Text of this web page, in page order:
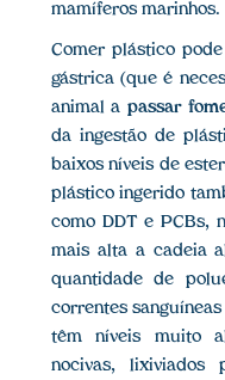
mamíferos marinhos.
Comer plástico
gástrica (que é
animal a passar
da ingestão de
baixos níveis de
plástico ingerido
como DDT e PCBs,
mais alta a cadeia
quantidade de
correntes
têm níveis muito
nocivas, lixiviados